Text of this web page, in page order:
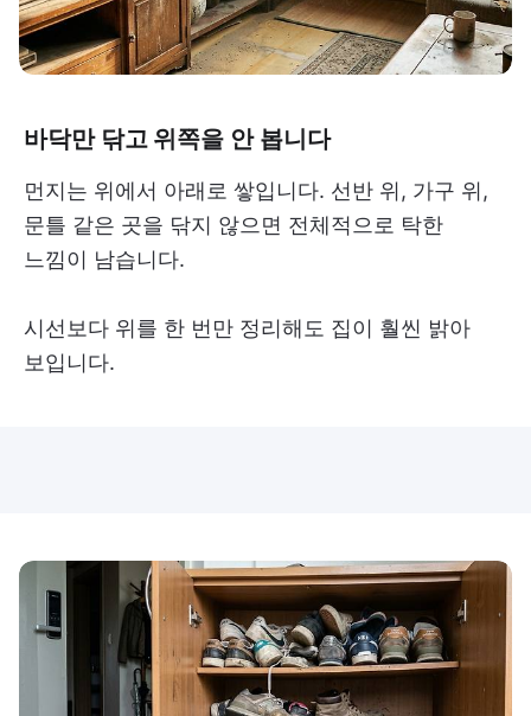
바닥만 닦고 위쪽을 안 봅니다
먼지는 위에서 아래로 쌓입니다. 선반 위, 가구 위,
문틀 같은 곳을 닦지 않으면 전체적으로 탁한
느낌이 남습니다.
시선보다 위를 한 번만 정리해도 집이 훨씬 밝아
보입니다.